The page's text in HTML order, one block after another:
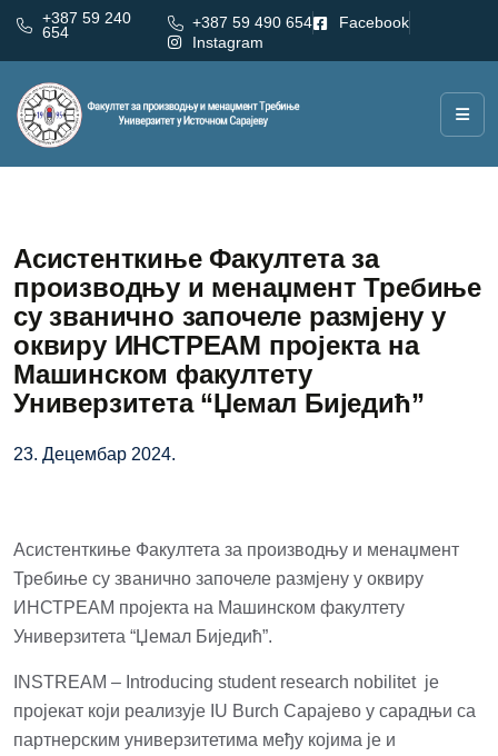
+387 59 240
654
+387 59 490 654
Facebook
Instagram
Асистенткиње Факултета за
производњу и менаџмент Требиње
су званично започеле размјену у
оквиру ИНСТРЕАМ пројекта на
Машинском факултету
Универзитета “Џемал Биједић”
23. Децембар 2024.
Асистенткиње Факултета за производњу и менаџмент
Требиње су званично започеле размјену у оквиру
ИНСТРЕАМ пројекта на Машинском факултету
Универзитета “Џемал Биједић”.
INSTREAM – Introducing student research nobilitet је
пројекат који реализује IU Burch Сарајево у сарадњи са
партнерским универзитетима међу којима је и